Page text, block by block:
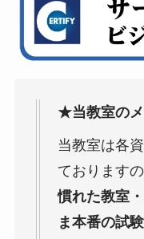
★当教室のメ
当教室は各
ておりますの
慣れた教室
ま本番の試